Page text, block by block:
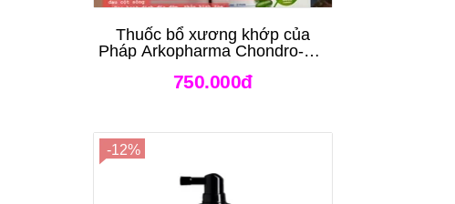
Thuốc bổ xương khớp của
Pháp Arkopharma Chondro-Aid
750.000đ
-12%